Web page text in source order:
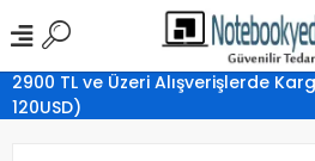
2900 TL ve Üzeri Alışverişlerde
120USD)